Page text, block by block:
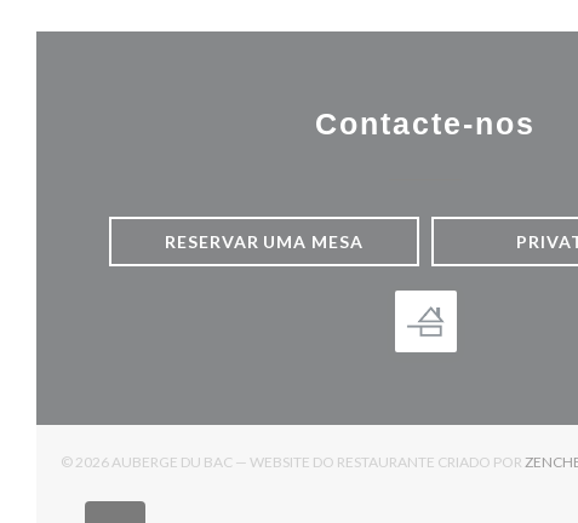
Contacte-nos
RESERVAR UMA MESA
© 2026 AUBERGE DU BAC — WEBSITE DO RESTAURANTE CRIADO POR